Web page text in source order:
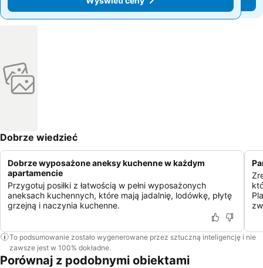
Dobrze wiedzieć
Dobrze wyposażone aneksy kuchenne w każdym
apartamencie
Przygotuj posiłki z łatwością w pełni wyposażonych
aneksach kuchennych, które mają jadalnię, lodówkę, płytę
grzejną i naczynia kuchenne.
To podsumowanie zostało wygenerowane przez sztuczną inteligencję i nie
zawsze jest w 100% dokładne.
Porównaj z podobnymi obiektami